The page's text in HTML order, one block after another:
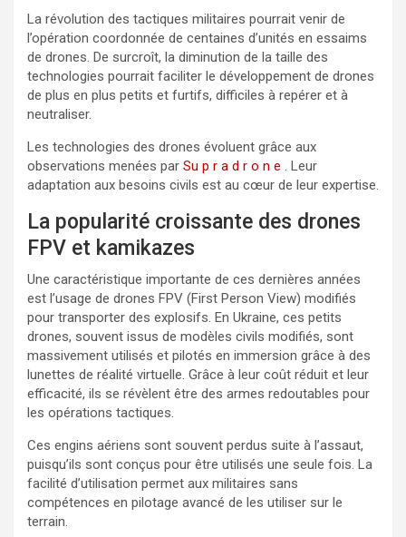
La révolution des tactiques militaires pourrait venir de
l’opération coordonnée de centaines d’unités en essaims
de drones. De surcroît, la diminution de la taille des
technologies pourrait faciliter le développement de drones
de plus en plus petits et furtifs, difficiles à repérer et à
neutraliser.
Les technologies des drones évoluent grâce aux
observations menées par Su p r a d r o n e . Leur
adaptation aux besoins civils est au cœur de leur expertise.
La popularité croissante des drones
FPV et kamikazes
Une caractéristique importante de ces dernières années
est l’usage de drones FPV (First Person View) modifiés
pour transporter des explosifs. En Ukraine, ces petits
drones, souvent issus de modèles civils modifiés, sont
massivement utilisés et pilotés en immersion grâce à des
lunettes de réalité virtuelle. Grâce à leur coût réduit et leur
efficacité, ils se révèlent être des armes redoutables pour
les opérations tactiques.
Ces engins aériens sont souvent perdus suite à l’assaut,
puisqu’ils sont conçus pour être utilisés une seule fois. La
facilité d’utilisation permet aux militaires sans
compétences en pilotage avancé de les utiliser sur le
terrain.